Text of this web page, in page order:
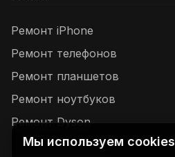
Ремонт iPhone
Ремонт телефонов
Ремонт планшетов
Ремонт ноутбуков
Ремонт Dyson
Мы используем cookies